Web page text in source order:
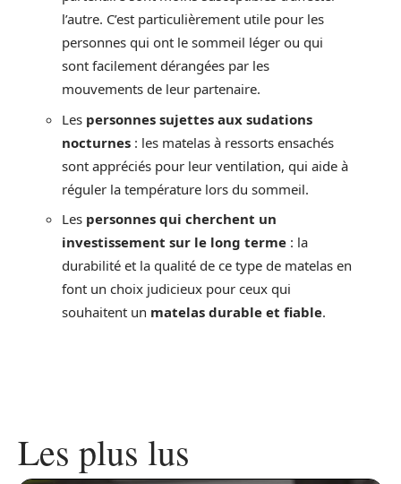
l’autre. C’est particulièrement utile pour les
personnes qui ont le sommeil léger ou qui
sont facilement dérangées par les
mouvements de leur partenaire.
Les personnes sujettes aux sudations
nocturnes : les matelas à ressorts ensachés
sont appréciés pour leur ventilation, qui aide à
réguler la température lors du sommeil.
Les personnes qui cherchent un
investissement sur le long terme : la
durabilité et la qualité de ce type de matelas en
font un choix judicieux pour ceux qui
souhaitent un matelas durable et fiable.
Les plus lus